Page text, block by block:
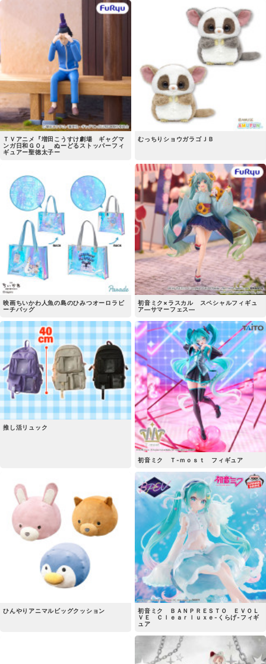
ＴＶアニメ『増田こうすけ劇場 ギャグマ
ンガ日和ＧＯ』 ぬーどるストッパーフィ
ギュアー聖徳太子ー
むっちりショウガラゴＪＢ
映画ちいかわ人魚の島のひみつオーロラビ
ーチバッグ
初音ミク×ラスカル スペシャルフィギュ
ア―サマーフェス―
推し活リュック
初音ミク Ｔ-ｍｏｓｔ フィギュア
ひんやりアニマルビッグクッション
初音ミク ＢＡＮＰＲＥＳＴＯ ＥＶＯＬ
ＶＥ Ｃｌｅａｒｌｕｘｅ-くらげ-フィギ
ュア